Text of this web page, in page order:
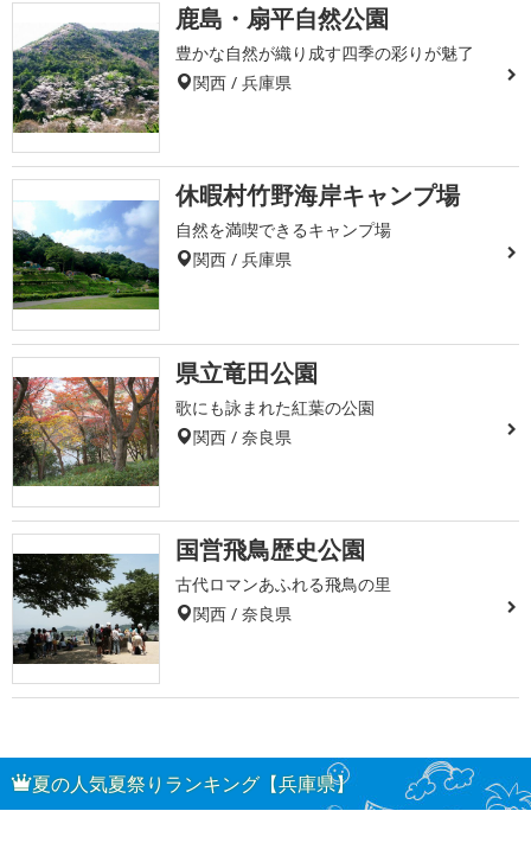
鹿島・扇平自然公園
豊かな自然が織り成す四季の彩りが魅了
関西 / 兵庫県
休暇村竹野海岸キャンプ場
自然を満喫できるキャンプ場
関西 / 兵庫県
県立竜田公園
歌にも詠まれた紅葉の公園
関西 / 奈良県
国営飛鳥歴史公園
古代ロマンあふれる飛鳥の里
関西 / 奈良県
夏の人気夏祭りランキング【兵庫県】